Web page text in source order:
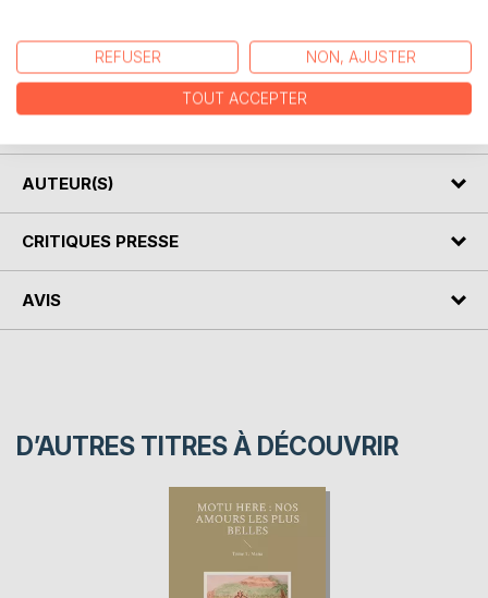
pour passer toutes ses journées avec Fanchette...
Ce trio amoureux, dans le Havre du XVIIIème siècle vous
transportera aux confins des sentiments, aux origines d'un
lien bisexuel et polyamoureux.
AUTEUR(S)
CRITIQUES PRESSE
AVIS
D’AUTRES TITRES À DÉCOUVRIR
REFUSER NON, AJUSTER
TOUT ACCEPTER